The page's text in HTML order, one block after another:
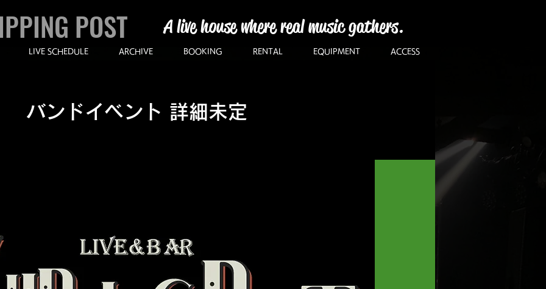
POST A live house where real music gathers.
LIVE SCHEDULE ARCHIVE BOOKING RENTAL EQUIPMENT ACCESS
バンドイベント 詳細未定